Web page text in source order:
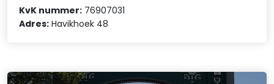
KvK nummer: 76907031
Adres: Havikhoek 48